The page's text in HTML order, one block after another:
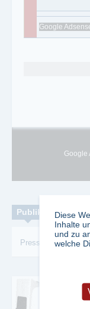
Google
Google
Publikationen
Presse
Diese
Inhalte
und zu
welche